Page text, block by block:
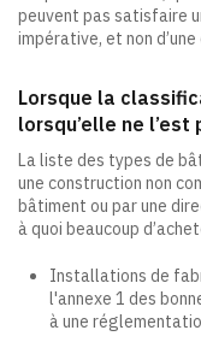
peuvent pas satisfaire
impérative, et non
Lorsque la
lorsqu’elle ne l’est
La liste des types de
une construction non
bâtiment ou par une
à quoi beaucoup
Installations de
l'annexe 1 des
à une